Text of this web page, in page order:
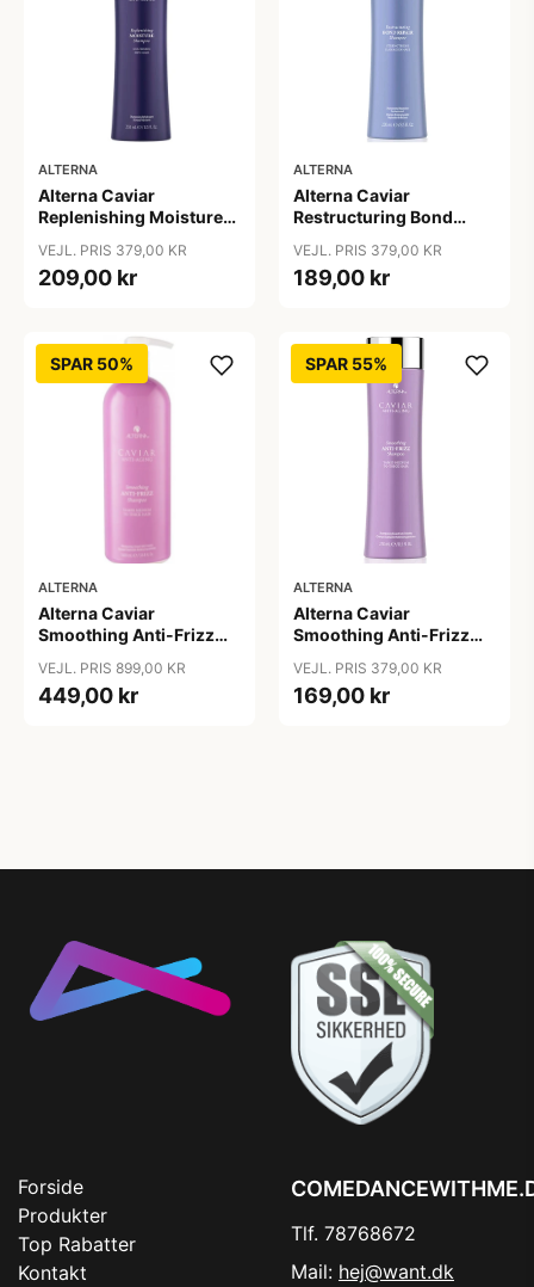
ALTERNA
Alterna Caviar
Replenishing Moisture
VEJL. PRIS 379,00 KR
209,00 kr
ALTERNA
Alterna Caviar
Restructuring Bond
VEJL. PRIS 379,00 KR
189,00 kr
SPAR 50%
ALTERNA
Alterna Caviar
Smoothing Anti-Frizz
VEJL. PRIS 899,00 KR
449,00 kr
SPAR 55%
ALTERNA
Alterna Caviar
Smoothing Anti-Frizz
VEJL. PRIS 379,00 KR
169,00 kr
Forside
Produkter
Top Rabatter
Kontakt
Tlf. 78768672
Mail: hej@want.dk